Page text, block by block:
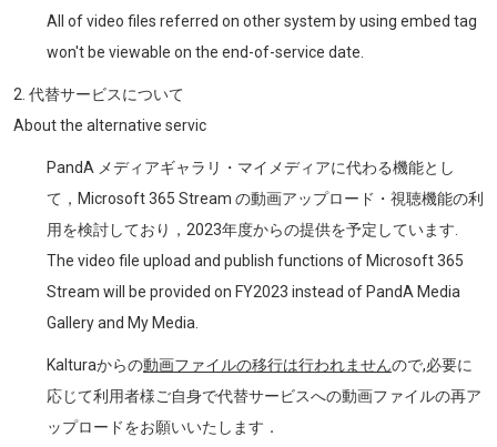
All of video files referred on other system by using embed tag
won't be viewable on the end-of-service date.
2. 代替サービスについて
About the alternative servic
PandA メディアギャラリ・マイメディアに代わる機能とし
て，Microsoft 365 Stream の動画アップロード・視聴機能の利
用を検討しており，2023年度からの提供を予定しています.
The video file upload and publish functions of Microsoft 365
Stream will be provided on FY2023 instead of PandA Media
Gallery and My Media.
Kalturaからの動画ファイルの移行は行われませんので,必要に
応じて利用者様ご自身で代替サービスへの動画ファイルの再ア
ップロードをお願いいたします．